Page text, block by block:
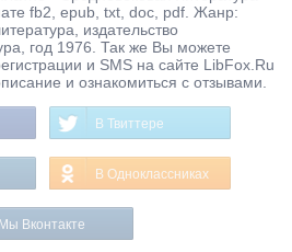
fb2, epub, txt, doc, pdf. Жанр:
издательство
год 1976. Так же Вы можете
и SMS на сайте LibFox.Ru
и ознакомиться с отзывами.
В Твиттере
В Одноклассниках
Мы Вконтакте